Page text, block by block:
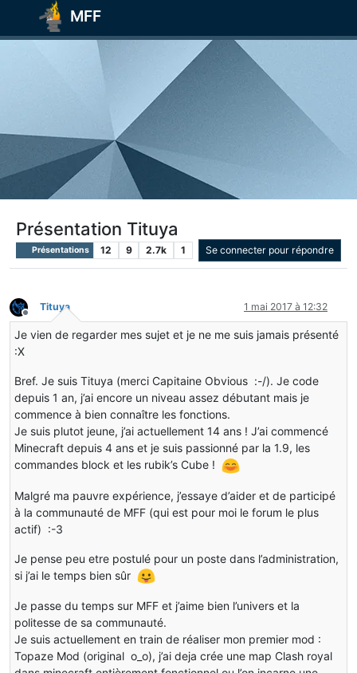
MFF
Présentation Tituya
Présentations 12 9 2.7k 1 Se connecter pour répondre
Hors-ligne
Tituya 1 mai 2017 à 12:32
Je vien de regarder mes sujet et je ne me suis jamais présenté
:X
Bref. Je suis Tituya (merci Capitaine Obvious :-/). Je code
depuis 1 an, j’ai encore un niveau assez débutant mais je
commence à bien connaître les fonctions.
Je suis plutot jeune, j’ai actuellement 14 ans ! J’ai commencé
Minecraft depuis 4 ans et je suis passionné par la 1.9, les
commandes block et les rubik’s Cube !
Malgré ma pauvre expérience, j’essaye d’aider et de participé
à la communauté de MFF (qui est pour moi le forum le plus
actif) :-3
Je pense peu etre postulé pour un poste dans l’administration,
si j’ai le temps bien sûr
Je passe du temps sur MFF et j’aime bien l’univers et la
politesse de sa communauté.
Je suis actuellement en train de réaliser mon premier mod :
Topaze Mod (original o_o), j’ai deja crée une map Clash royal